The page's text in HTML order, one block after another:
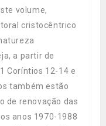
volume,
cristocêntrico
a partir de
Coríntios 12-14 e
também estão
de renovação das
anos 1970-1988